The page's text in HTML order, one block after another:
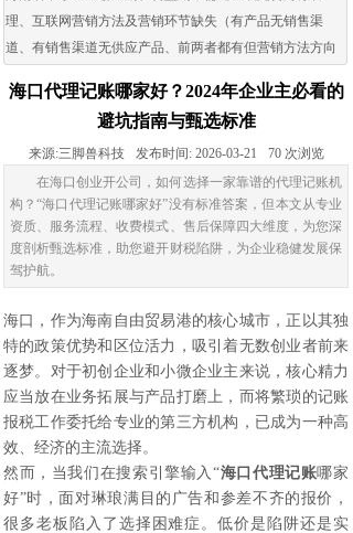
理、互联网营销方法及营销环节缺失（有产品无销售渠
道、有销售渠道无供应产品、前两者都有但营销方法方向
海口代理记账哪家好？2024年企业主必看的
避坑指南与甄选标准
来源:三脚兽科技 发布时间: 2026-03-21 70 次浏览
在海口创业开公司，如何选择一家靠谱的代理记账机
构？“海口代理记账哪家好”没有标准答案，但本文从专业
资质、服务流程、收费模式、售后保障四大维度，为您深
度剖析甄选标准，助您避开财税陷阱，为企业稳健发展保
驾护航。
海口，作为海南自由贸易港的核心城市，正以其独
特的政策优势和区位活力，吸引着无数创业者前来
逐梦。对于初创企业和小微企业主来说，核心精力
应当放在业务拓展与产品打磨上，而将繁琐的记账
报税工作委托给专业的第三方机构，已成为一种高
效、经济的主流选择。
然而，当我们在搜索引擎输入“海口代理记账哪家
好”时，面对琳琅满目的广告和参差不齐的报价，
很多老板陷入了选择困难症。低价是陷阱还是实